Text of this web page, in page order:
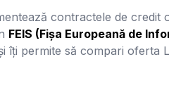
contractele de
FEIS (Fișa Europeană de
îți permite să compari oferta